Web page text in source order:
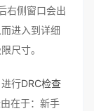
右侧窗口会出
进入到详细
尺寸。
行DRC检查
在于：新手